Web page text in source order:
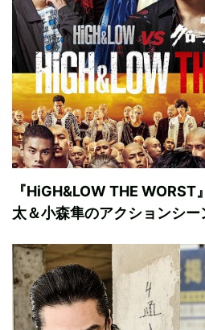
『HiGH&LOW THE
太＆小森隼のアクションシー